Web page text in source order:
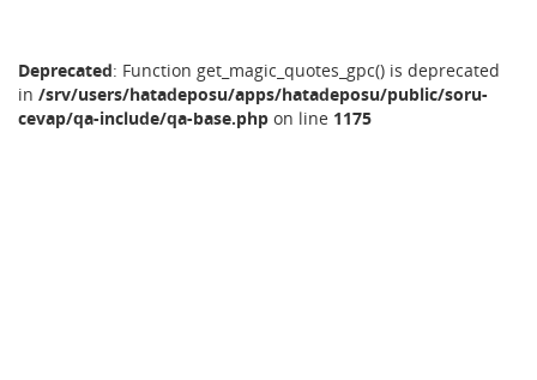
Deprecated: Function get_magic_quotes_gpc() is deprecated
in /srv/users/hatadeposu/apps/hatadeposu/public/soru-
cevap/qa-include/qa-base.php on line 1175